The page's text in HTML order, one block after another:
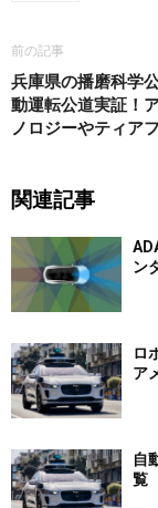
前の記事
兵庫県の播磨科学
動運転公道実証！
ノロジーやティア
関連記事
ン
ロ
ア
自
覧